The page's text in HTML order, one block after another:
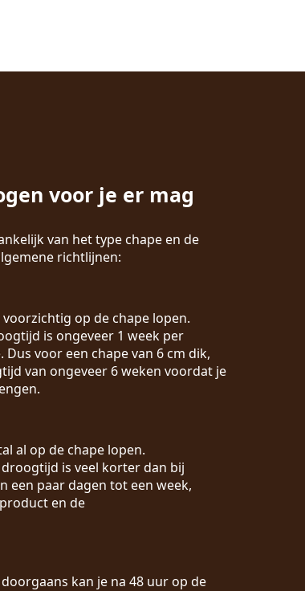
voor je er mag
van het type chape en de
richtlijnen:
op de chape lopen.
is ongeveer 1 week per
voor een chape van 6 cm dik,
van ongeveer 6 weken voordat je
al op de chape lopen.
droogtijd is veel korter dan bij
een paar dagen tot een week,
en de
kan je na 48 uur op de